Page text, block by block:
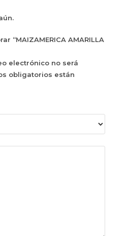
“MAIZAMERICA AMARILLA
electrónico no será
obligatorios están